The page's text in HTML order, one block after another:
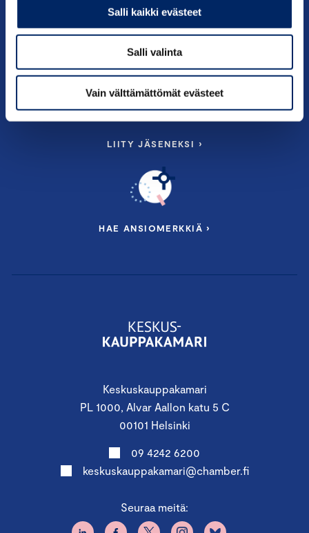
Salli kaikki evästeet
Salli valinta
Vain välttämättömät evästeet
Keskuskauppakamari
PL 1000, Alvar Aallon katu 5 C
00101 Helsinki
09 4242 6200
keskuskauppakamari@chamber.fi
Seuraa meitä:
TILAA UUTISKIRJE ›
LIITY JÄSENEKSI ›
HAE ANSIOMERKKIÄ ›